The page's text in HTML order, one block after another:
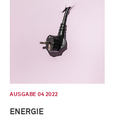
AUSGABE 04 2022
ENERGIE